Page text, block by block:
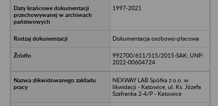
1997-2021
Dokumentacja osobowo-płacowa
992700/611/515/2015-SAK; UNP:
2022-00604724
NEXWAY LAB Spółka z o.o. w
likwidacji - Katowice, ul. Ks. Józefa
Szafranka 2-4/P - Katowice